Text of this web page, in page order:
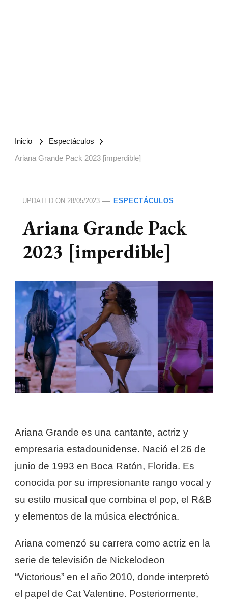
Inicio Espectáculos
Ariana Grande Pack 2023 [imperdible]
UPDATED ON 28/05/2023 ESPECTÁCULOS
Ariana Grande Pack
2023 [imperdible]
Ariana Grande es una cantante, actriz y
empresaria estadounidense. Nació el 26 de
junio de 1993 en Boca Ratón, Florida. Es
conocida por su impresionante rango vocal y
su estilo musical que combina el pop, el R&B
y elementos de la música electrónica.
Ariana comenzó su carrera como actriz en la
serie de televisión de Nickelodeon
“Victorious” en el año 2010, donde interpretó
el papel de Cat Valentine. Posteriormente,